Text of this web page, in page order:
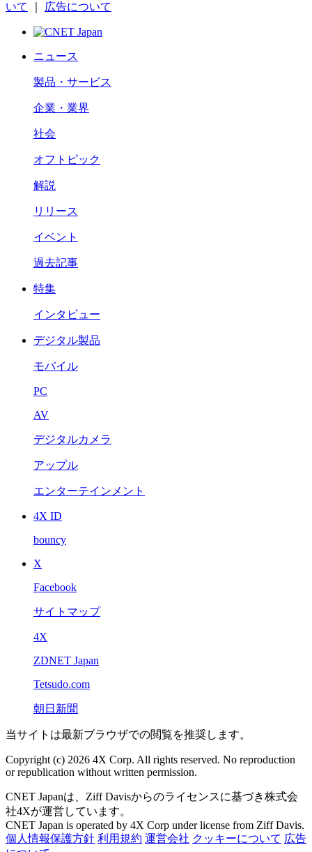
いて
広告について
ニュース
製品・サービス
企業・業界
社会
オフトピック
解説
リリース
イベント
過去記事
特集
インタビュー
デジタル製品
モバイル
PC
AV
デジタルカメラ
アップル
エンターテインメント
4X ID
bouncy
X
Facebook
サイトマップ
4X
ZDNET Japan
Tetsudo.com
朝日新聞
当サイトは最新ブラウザでの閲覧を推奨します。
Copyright (c) 2026 4X Corp. All rights reserved. No reproduction
or republication without written permission.
CNET Japanは、Ziff Davisからのライセンスに基づき株式会
社4Xが運営しています。
CNET Japan is operated by 4X Corp under license from Ziff Davis.
個人情報保護方針 利用規約 運営会社 クッキーについて 広告